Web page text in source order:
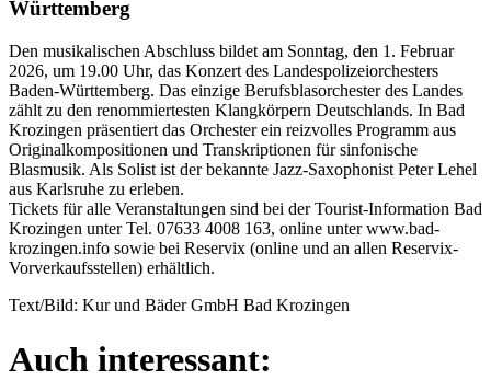
Württemberg
Den musikalischen Abschluss bildet am Sonntag, den 1. Februar
2026, um 19.00 Uhr, das Konzert des Landespolizeiorchesters
Baden-Württemberg. Das einzige Berufsblasorchester des Landes
zählt zu den renommiertesten Klangkörpern Deutschlands. In Bad
Krozingen präsentiert das Orchester ein reizvolles Programm aus
Originalkompositionen und Transkriptionen für sinfonische
Blasmusik. Als Solist ist der bekannte Jazz-Saxophonist Peter Lehel
aus Karlsruhe zu erleben.
Tickets für alle Veranstaltungen sind bei der Tourist-Information Bad
Krozingen unter Tel. 07633 4008 163, online unter www.bad-
krozingen.info sowie bei Reservix (online und an allen Reservix-
Vorverkaufsstellen) erhältlich.
Text/Bild: Kur und Bäder GmbH Bad Krozingen
Auch interessant: